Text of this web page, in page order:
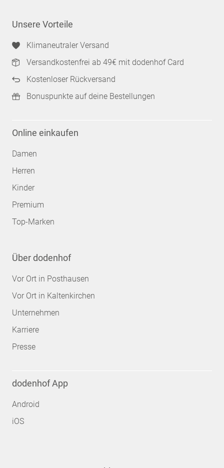
Unsere Vorteile
Klimaneutraler Versand
Versandkostenfrei ab 49€ mit dodenhof Card
Kostenloser Rückversand
Bonuspunkte auf deine Bestellungen
Online einkaufen
Damen
Herren
Kinder
Premium
Top-Marken
Über dodenhof
Vor Ort in Posthausen
Vor Ort in Kaltenkirchen
Unternehmen
Karriere
Presse
dodenhof App
Android
iOS